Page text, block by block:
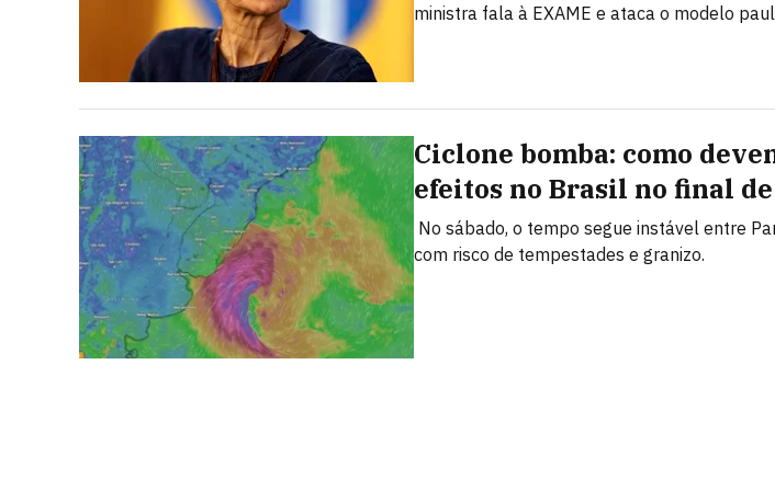
ministra fala à EXAME e ataca o modelo
Ciclone bomba: como
efeitos no Brasil no final
No sábado, o tempo segue instável entre
com risco de tempestades e granizo.